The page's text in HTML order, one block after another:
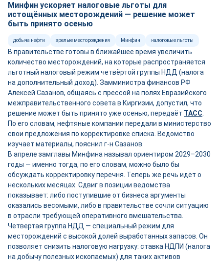
Минфин ускоряет налоговые льготы для
истощённых месторождений — решение может
быть принято осенью
добыча нефти зрелые месторождения Минфин налоговые льготы
В правительстве готовы в ближайшее время увеличить
количество месторождений, на которые распространяется
льготный налоговый режим четвёртой группы НДД (налога
на дополнительный доход). Замминистра финансов РФ
Алексей Сазанов, общаясь с прессой на полях Евразийского
межправительственного совета в Киргизии, допустил, что
решение может быть принято уже осенью, передаёт ТАСС
По его словам, нефтяные компании передали в министерство
свои предложения по корректировке списка. Ведомство
изучает материалы, пояснил г-н Сазанов.
В апреле замглавы Минфина называл ориентиром 2029–2030
годы — именно тогда, по его словам, можно было бы
обсуждать корректировку перечня. Теперь же речь идёт о
нескольких месяцах. Сдвиг в позиции ведомства
показывает: либо поступившие от бизнеса аргументы
оказались весомыми, либо в правительстве сочли ситуацию
в отрасли требующей оперативного вмешательства.
Четвертая группа НДД — специальный режим для
месторождений с высокой долей выработанных запасов. Он
позволяет снизить налоговую нагрузку: ставка НДПИ (налога
на добычу полезных ископаемых) для таких активов